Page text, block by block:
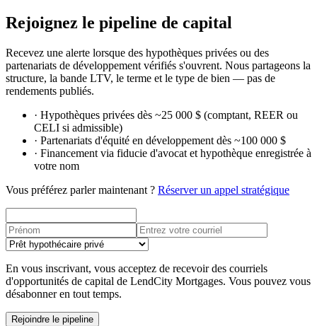
Rejoignez le pipeline de capital
Recevez une alerte lorsque des hypothèques privées ou des
partenariats de développement vérifiés s'ouvrent. Nous partageons la
structure, la bande LTV, le terme et le type de bien — pas de
rendements publiés.
· Hypothèques privées dès ~25 000 $ (comptant, REER ou
CELI si admissible)
· Partenariats d'équité en développement dès ~100 000 $
· Financement via fiducie d'avocat et hypothèque enregistrée à
votre nom
Vous préférez parler maintenant ? Réserver un appel stratégique
En vous inscrivant, vous acceptez de recevoir des courriels
d'opportunités de capital de LendCity Mortgages. Vous pouvez vous
désabonner en tout temps.
Rejoindre le pipeline